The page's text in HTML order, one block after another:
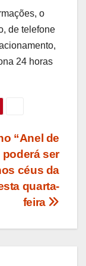
o
de telefone
24 horas
“Anel de
poderá ser
céus da
quarta-
feira